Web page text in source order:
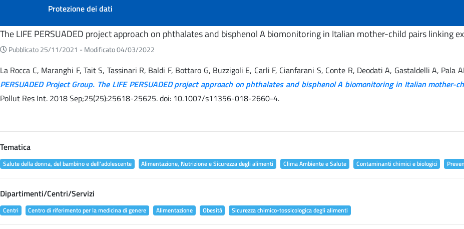
Protezione dei dati
Home
The LIFE PERSUADED project approach on phthalates and bisphenol A biomonitoring in Italian mother-child pairs linking
Pubblicato 25/11/2021 - Modificato 04/03/2022
La Rocca C, Maranghi F, Tait S, Tassinari R, Baldi F, Bottaro G, Buzzigoli E, Carli F, Cianfarani S, Conte R, Deodati A, Gastaldelli A, Pala
PERSUADED Project Group. The LIFE PERSUADED project approach on phthalates and bisphenol A biomonitoring in Italian
Pollut Res Int. 2018 Sep;25(25):25618-25625. doi: 10.1007/s11356-018-2660-4.
Tematica
Salute della donna, del bambino e dell'adolescente Alimentazione, Nutrizione e Sicurezza degli alimenti Clima Ambiente e Salute Contaminanti chimici e biologici
Dipartimenti/Centri/Servizi
Centri Centro di riferimento per la medicina di genere Alimentazione Obesità Sicurezza chimico-tossicologica degli alimenti